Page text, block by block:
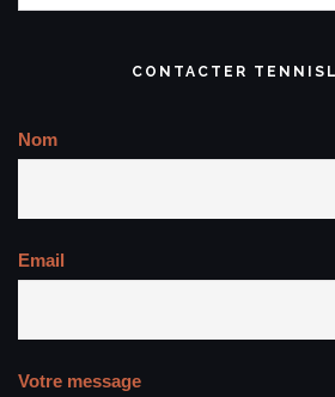
CONTACTER
Nom
Email
Votre message